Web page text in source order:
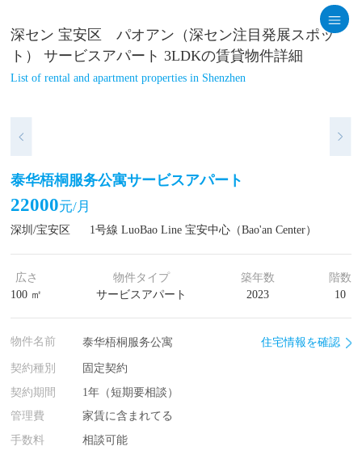
深セン 宝安区 パオアン（深セン注目発展スポッ
ト） サービスアパート 3LDKの賃貸物件詳細
List of rental and apartment properties in Shenzhen
泰华梧桐服务公寓サービスアパート
22000元/月
深圳/宝安区 1号線 LuoBao Line 宝安中心（Bao'an Center）
広さ
100 ㎡
物件タイプ
サービスアパート
築年数
2023
階数
10
物件名前 泰华梧桐服务公寓 住宅情報を確認
契約種別
固定契約
契約期間
1年（短期要相談）
管理費
家賃に含まれてる
手数料
相談可能